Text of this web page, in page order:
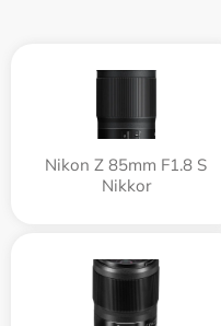
Nikon Z 85mm F1.8 S
Nikkor